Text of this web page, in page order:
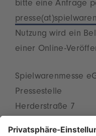
bitte eine Anfrage
Nutzung wird ein
einer Online-
Spielwarenmesse
Pressestelle
Herderstraße 7